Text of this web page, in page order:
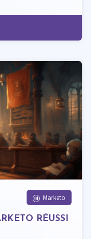
Marketo
RÉUSSI